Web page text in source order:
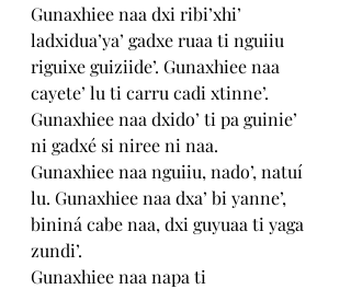
Gunaxhiee naa dxi ribi’xhi’
ladxidua’ya’ gadxe ruaa ti nguiiu
riguixe guiziide’. Gunaxhiee naa
cayete’ lu ti carru cadi xtinne’.
Gunaxhiee naa dxido’ ti pa guinie’
ni gadxé si niree ni naa.
Gunaxhiee naa nguiiu, nado’, natuí
lu. Gunaxhiee naa dxa’ bi yanne’,
bininá cabe naa, dxi guyuaa ti yaga
zundi’.
Gunaxhiee naa napa ti